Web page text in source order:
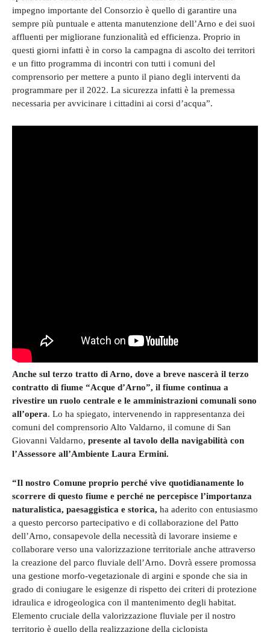
impegno importante del Consorzio è quello di garantire una
sempre più puntuale e attenta manutenzione dell’Arno e dei suoi
affluenti per migliorane funzionalità ed efficienza. Proprio in
questi giorni infatti è in corso la campagna di ascolto dei territori
e un fitto programma di incontri con tutti i comuni del
comprensorio per mettere a punto il piano degli interventi da
programmare per il 2022. La sicurezza infatti è la premessa
necessaria per avvicinare i cittadini ai corsi d’acqua”.
Anche sul terzo tratto di Arno, dove a breve nascerà il terzo
contratto di fiume “Acque d’Arno”, il fiume continua a
rivestire un ruolo centrale e le amministrazioni comunali sono
all’opera. Lo ha spiegato, intervenendo in rappresentanza dei
comuni del comprensorio Alto Valdarno, il comune di San
Giovanni Valdarno, presente al tavolo della navigabilità con
l’Assessore all’Ambiente Laura Ermini.
“Il nostro Comune proprio perché vive quotidianamente lo
scorrere di questo fiume e perché ne percepisce l’importanza
naturalistica, paesaggistica e storica, ha aderito con entusiasmo
a questo percorso partecipativo e di collaborazione del Patto
dell’Arno, consapevole della necessità di lavorare insieme e
collaborare verso una valorizzazione territoriale anche attraverso
la creazione del parco fluviale dell’Arno. Dovrà essere promossa
una gestione morfo-vegetazionale di argini e sponde che sia in
grado di coniugare le esigenze di rispetto dei criteri di protezione
idraulica e idrogeologica con il mantenimento degli habitat.
Elemento cruciale della valorizzazione fluviale per il nostro
territorio è quello della realizzazione della ciclopista